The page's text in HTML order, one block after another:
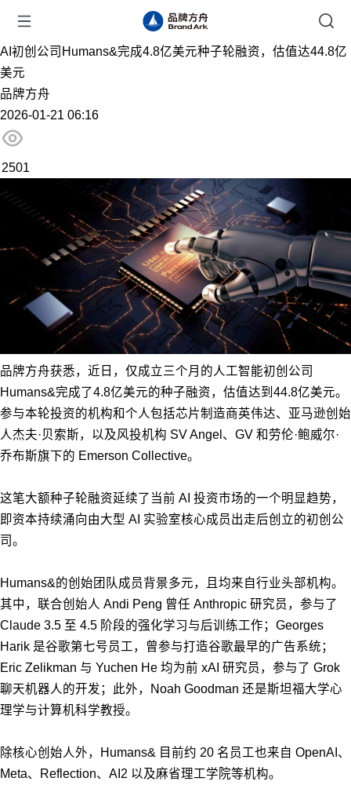
AI初创公司Humans&完成4.8亿美元种子轮融资，估值达44.8亿
美元
品牌方舟
2026-01-21 06:16
2501
品牌方舟获悉，近日，仅成立三个月的人工智能初创公司
Humans&完成了4.8亿美元的种子融资，估值达到44.8亿美元。
参与本轮投资的机构和个人包括芯片制造商英伟达、亚马逊创始
人杰夫·贝索斯，以及风投机构 SV Angel、GV 和劳伦·鲍威尔·
乔布斯旗下的 Emerson Collective。
这笔大额种子轮融资延续了当前 AI 投资市场的一个明显趋势，
即资本持续涌向由大型 AI 实验室核心成员出走后创立的初创公
司。
Humans&的创始团队成员背景多元，且均来自行业头部机构。
其中，联合创始人 Andi Peng 曾任 Anthropic 研究员，参与了
Claude 3.5 至 4.5 阶段的强化学习与后训练工作；Georges
Harik 是谷歌第七号员工，曾参与打造谷歌最早的广告系统；
Eric Zelikman 与 Yuchen He 均为前 xAI 研究员，参与了 Grok
聊天机器人的开发；此外，Noah Goodman 还是斯坦福大学心
理学与计算机科学教授。
除核心创始人外，Humans& 目前约 20 名员工也来自 OpenAI、
Meta、Reflection、AI2 以及麻省理工学院等机构。